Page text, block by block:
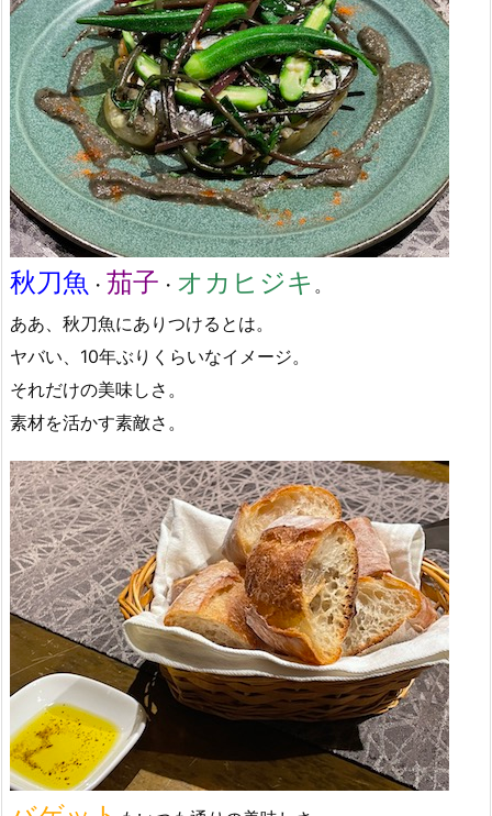
秋刀魚 ・ 茄子 ・ オカヒジキ 。
ああ、秋刀魚にありつけるとは。
ヤバい、10年ぶりくらいなイメージ。
それだけの美味しさ。
素材を活かす素敵さ。